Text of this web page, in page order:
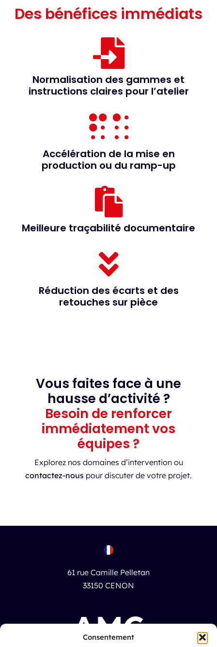
Consentement
Des bénéfices immédiats
Normalisation des gammes et
instructions claires pour l’atelier
Accélération de la mise en
production ou du ramp-up
Meilleure traçabilité documentaire
Réduction des écarts et des
retouches sur pièce
Vous faites face à une
hausse d’activité ?
Besoin de renforcer
immédiatement vos
équipes ?
Explorez nos domaines d’intervention ou
contactez-nous pour discuter de votre projet.
61 rue Camille Pelletan
33150 CENON